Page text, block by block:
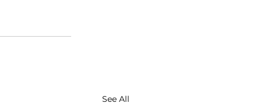
See All